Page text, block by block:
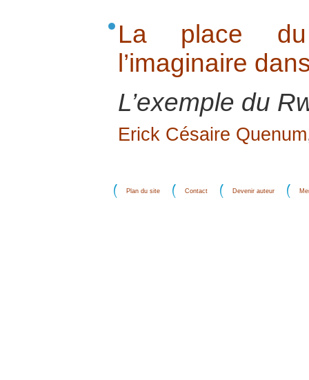
La place
l’imaginaire
L’exemple du
Erick Césaire Quenum
Plan du site Contact Devenir auteur